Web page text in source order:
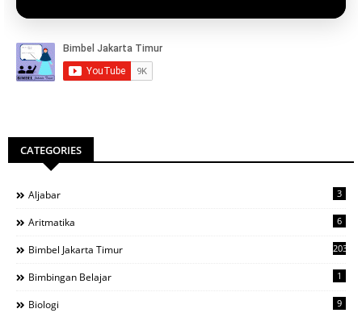
CATEGORIES
Aljabar 3
Aritmatika 6
Bimbel Jakarta Timur 203
Bimbingan Belajar 1
Biologi 9